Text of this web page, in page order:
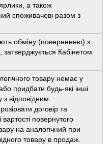
а також
споживачеві разом з
обміну (поверненню) з
затверджується Кабінетом
товару немає у
придбати будь-які інші
відповідним
договір та
повернутого
на аналогічний при
товару в продаж.